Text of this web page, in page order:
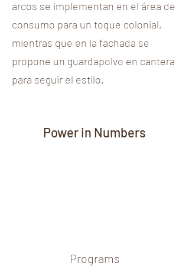
arcos se implementan en el área de
consumo para un toque colonial,
mientras que en la fachada se
propone un guardapolvo en cantera
para seguir el estilo.
Power in Numbers
Programs